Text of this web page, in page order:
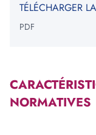
TÉLÉCHARGER
PDF
NORMATIVES